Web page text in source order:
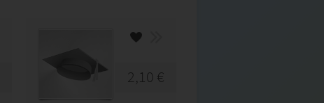
2,10 €